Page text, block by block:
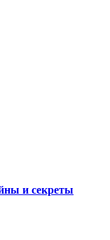
и секреты